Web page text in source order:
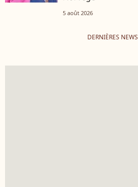
5 août 2026
DERNIÈRES NEWS